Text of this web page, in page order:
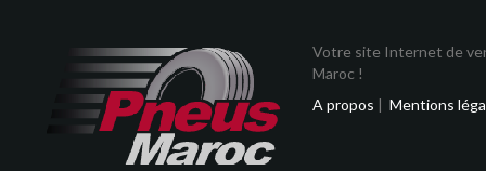
Votre site Internet de
Maroc !
A propos | Mentions